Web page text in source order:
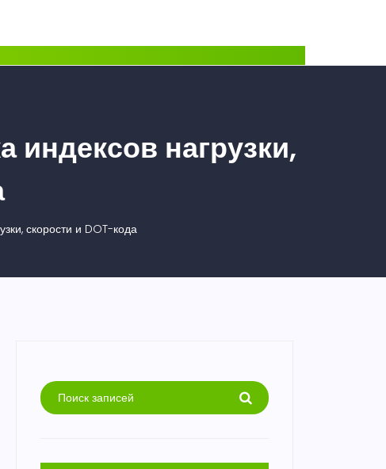
нагрузки,
скорости и DOT-кода